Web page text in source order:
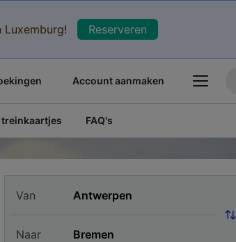
Luxemburg! Reserveren
Account aanmaken
FAQ's
Van
Naar